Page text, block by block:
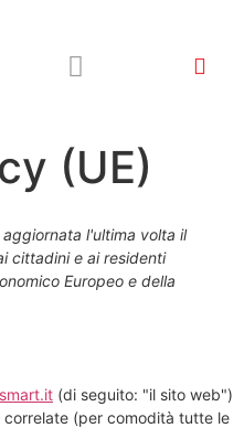
(UE)
l'ultima volta il
cittadini e ai residenti
Europeo e della
(di seguito: "il sito web")
(per comodità tutte le